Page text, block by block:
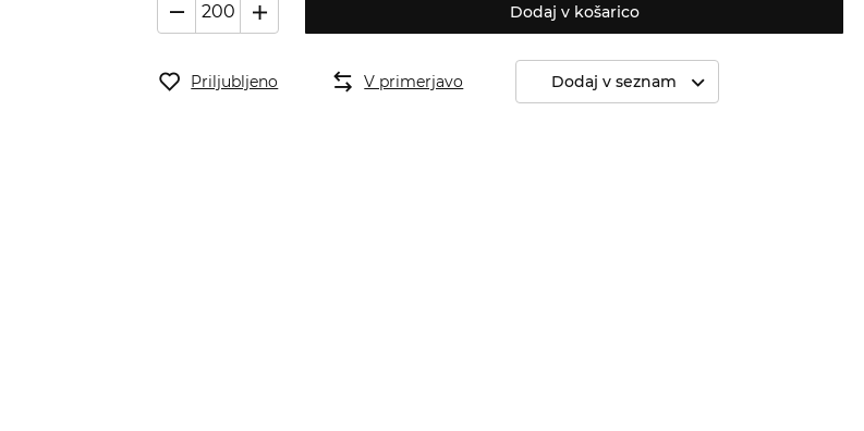
Dodaj v košarico
Priljubljeno V primerjavo Dodaj v seznam